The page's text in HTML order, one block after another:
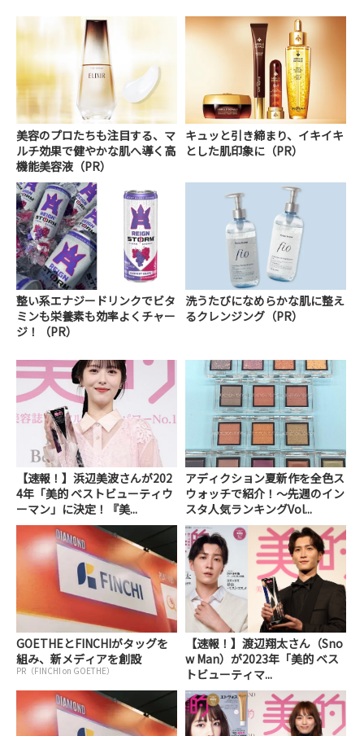
美容のプロたちも注目する、マ
ルチ効果で健やかな肌へ導く高
機能美容液（PR）
キュッと引き締まり、イキイキ
とした肌印象に（PR）
整い系エナジードリンクでビタ
ミンも栄養素も効率よくチャー
ジ！（PR）
洗うたびになめらかな肌に整え
るクレンジング（PR）
【速報！】浜辺美波さんが202
4年「美的 ベストビューティウ
ーマン」に決定！『美...
アディクション夏新作を全色ス
ウォッチで紹介！～先週のイン
スタ人気ランキングVol...
GOETHEとFINCHIがタッグを
組み、新メディアを創設
PR（FINCHI on GOETHE）
【速報！】渡辺翔太さん（Sno
w Man）が2023年「美的 ベス
トビューティマ...